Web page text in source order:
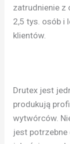
zatrudnienie z
2,5 tys. osób i
klientów.
Drutex jest
produkują
wytwórców.
jest